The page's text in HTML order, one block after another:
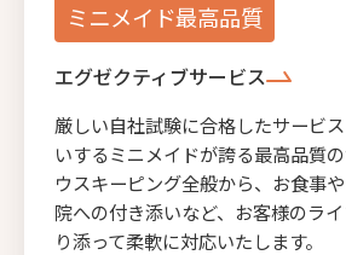
ミニメイド最高品質
エグゼクティブサービス
厳しい自社試験に合格したサービ
いするミニメイドが誇る最高品質
ウスキーピング全般から、お食事
院への付き添いなど、お客様のラ
り添って柔軟に対応いたします。